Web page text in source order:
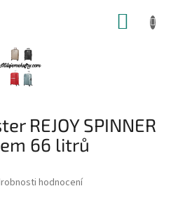
REJOY SPINNER
66 litrů
hodnocení